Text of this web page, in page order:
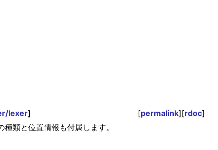
[permalink][rdoc]
lexer]
種類と位置情報も付属します。